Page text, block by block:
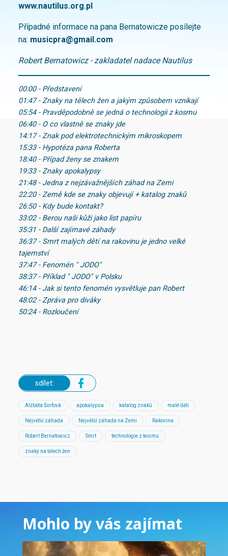
www.nautilus.org.pl
Případné informace na pana Bernatowicze posílejte
na: musicpra@gmail.com
Robert Bernatowicz - zakladatel nadace Nautilus
00:00 - Představení
01:47 - Znaky na tělech žen a jakým způsobem vznikají
05:54 - Pravděpodobně se jedná o technologii z kosmu
06:40 - O co vlastně se znaky jde
14:17 - Znak pod elektrotechnickým mikroskopem
15:33 - Hypotéza pana Roberta
18:40 - Případ ženy se znakem
19:33 - Znaky apokalypsy
21:48 - Jedna z nejzávažnějších záhad na Zemi
22:20 - Země kde se znaky objevují + katalog znaků
26:50 - Kdy bude kontakt?
33:02 - Berou naši kůži jako list papíru
35:31 - Další zajímavé záhady
36:37 - Smrt malých dětí na rakovinu je jedno velké
tajemství
37:47 - Fenomén " JODO"
38:37 - Příklad " JODO" v Polsku
46:14 - Jak si tento fenomén vysvětluje pan Robert
48:02 - Zpráva pro diváky
50:24 - Rozloučení
sdílet:
Alžběta Šorfová apokalypsa katalog znaků malé děti
Největší záhada Největší záhada na Zemi Rakovina
Robert Bernatowicz Smrt technologie z kosmu
znaky na tělech žen
Mohlo by vás zajímat